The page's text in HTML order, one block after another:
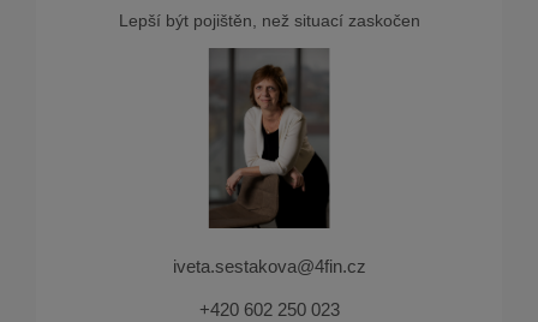
Lepší být pojištěn, než situací zaskočen
iveta.sestakova@4fin.cz
+420 602 250 023